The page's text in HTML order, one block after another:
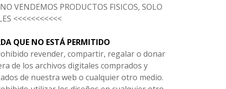
VENDEMOS PRODUCTOS FISICOS, SOLO
<<<<<<<<<<<
QUE NO ESTÁ PERMITIDO
revender, compartir, regalar o donar
de los archivos digitales comprados y
de nuestra web o cualquier otro medio.